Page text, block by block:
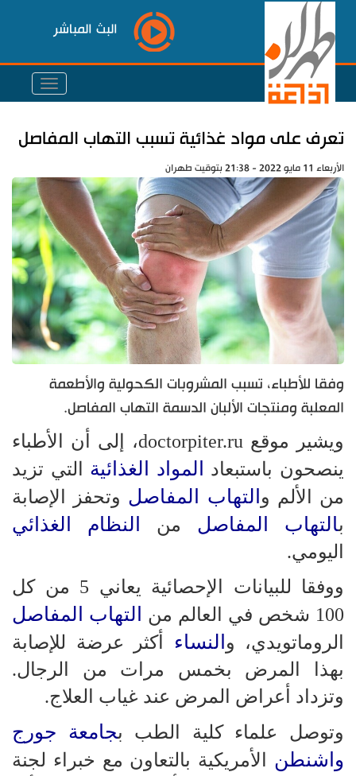
البث المباشر
تعرف على مواد غذائية تسبب التهاب المفاصل
الأربعاء 11 مايو 2022 - 21:38 بتوقيت طهران
وفقا للأطباء، تسبب المشروبات الكحولية والأطعمة
المعلبة ومنتجات الألبان الدسمة التهاب المفاصل.
ويشير موقع doctorpiter.ru، إلى أن الأطباء
ينصحون باستبعاد المواد الغذائية التي تزيد
من الألم و التهاب المفاصل وتحفز الإصابة
بالتهاب المفاصل من النظام الغذائي
اليومي.
ووفقا للبيانات الإحصائية يعاني 5 من كل
100 شخص في العالم من
التهاب المفاصل
الروماتويدي، و النساء أكثر عرضة للإصابة
بهذا المرض بخمس مرات من الرجال.
وتزداد أعراض المرض عند غياب العلاج.
وتوصل علماء كلية الطب بجامعة جورج
واشنطن الأمريكية بالتعاون مع خبراء لجنة